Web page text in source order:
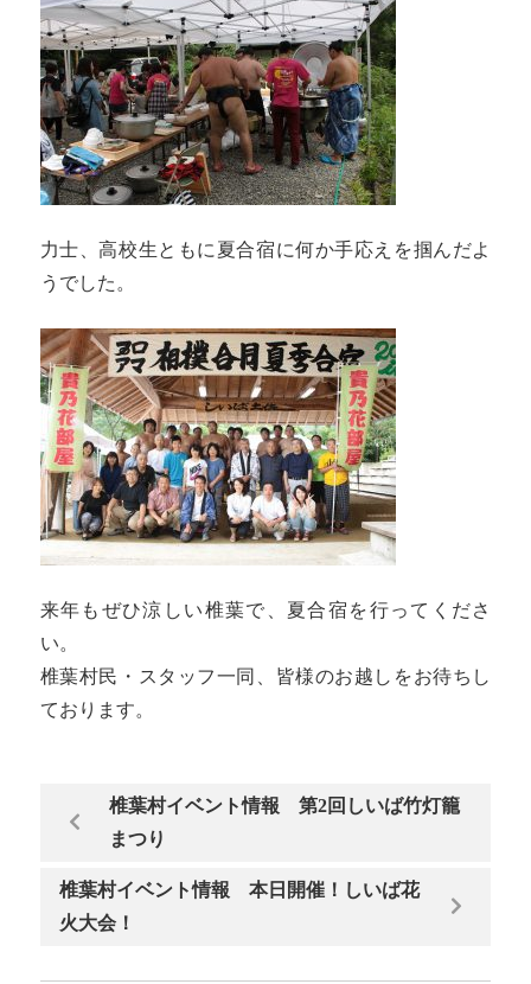
力士、高校生ともに夏合宿に何か手応えを掴んだよ
うでした。
来年もぜひ涼しい椎葉で、夏合宿を行ってくださ
い。
椎葉村民・スタッフ一同、皆様のお越しをお待ちし
ております。
椎葉村イベント情報 第2回しいば竹灯籠
まつり
椎葉村イベント情報 本日開催！しいば花
火大会！